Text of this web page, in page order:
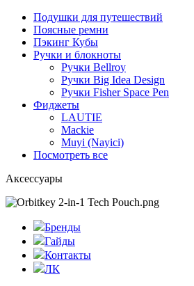
Подушки для путешествий
Поясные ремни
Пэкинг Кубы
Ручки и блокноты
Ручки Bellroy
Ручки Big Idea Design
Ручки Fisher Space Pen
Фиджеты
LAUTIE
Mackie
Muyi (Nayici)
Посмотреть все
Аксессуары
Бренды
Гайды
Контакты
ЛК